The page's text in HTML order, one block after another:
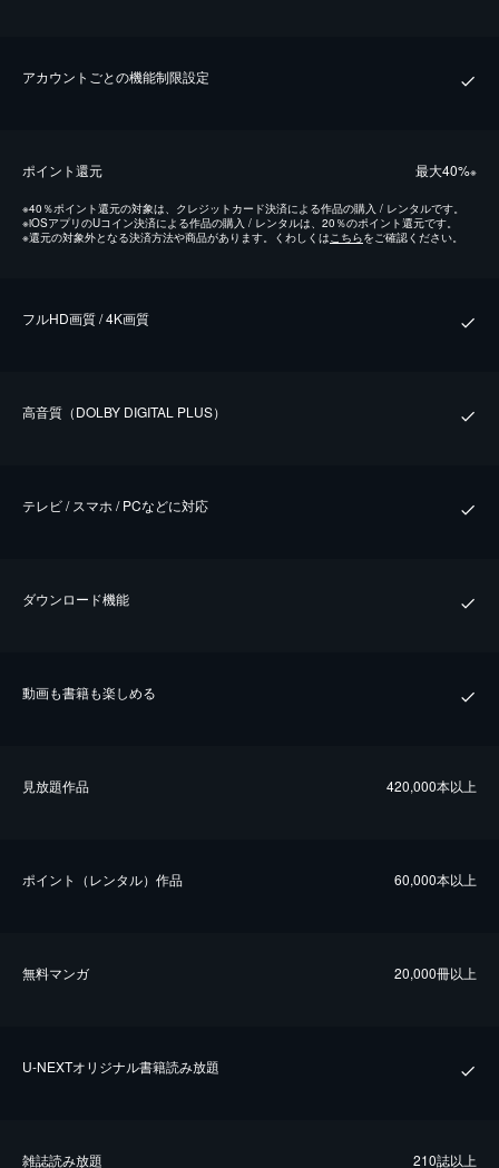
アカウントごとの機能制限設定
ポイント還元 最⼤40%※
※40％ポイント還元の対象は、クレジットカード決済による作品の購入 / レンタルです。
※iOSアプリのUコイン決済による作品の購入 / レンタルは、20％のポイント還元です。
※還元の対象外となる決済方法や商品があります。くわしくはこちらをご確認ください。
フルHD画質 / 4K画質
⾼⾳質（DOLBY DIGITAL PLUS）
テレビ / スマホ / PCなどに対応
ダウンロード機能
動画も書籍も楽しめる
⾒放題作品 420,000本以上
ポイント（レンタル）作品 60,000本以上
無料マンガ 20,000冊以上
U-NEXTオリジナル書籍読み放題
雑誌読み放題 210誌以上